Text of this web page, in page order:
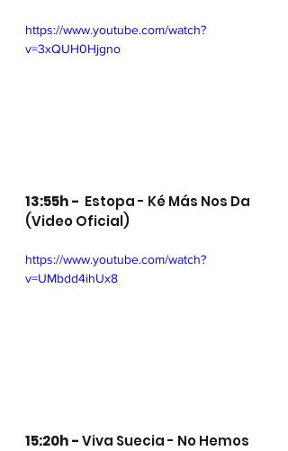
https://www.youtube.com/watch?
v=3xQUH0Hjgno
13:55h - Estopa - Ké Más Nos Da
(Video Oficial)
https://www.youtube.com/watch?
v=UMbdd4ihUx8
15:20h - Viva Suecia - No Hemos